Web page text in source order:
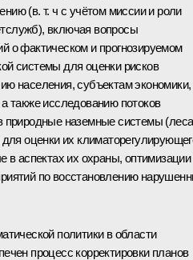
(в. т. ч с учётом миссии и роли
включая вопросы
о фактическом и прогнозируемом
системы для оценки рисков
населения, субъектам экономики,
также исследованию потоков
природные наземные системы
оценки их
в аспектах их охраны, оптимизации
по восстановлению
политики в области
процесс корректировки планов